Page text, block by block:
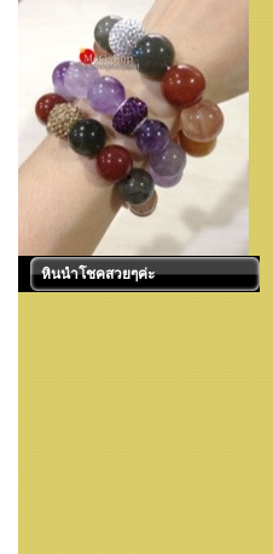
หินนำโชคสวยๆค่ะ